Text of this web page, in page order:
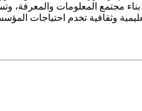
مجتمع المعلومات والمعرفة،
وثقافية تخدم احتياجات